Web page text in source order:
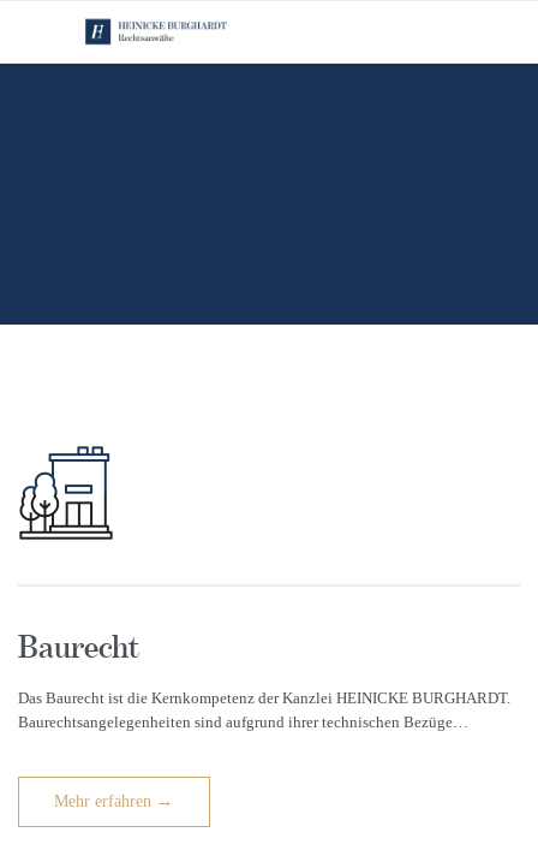
Baurecht
Das Baurecht ist die Kernkompetenz der Kanzlei HEINICKE BURGHARDT.
Baurechtsangelegenheiten sind aufgrund ihrer technischen Bezüge…
Mehr erfahren →